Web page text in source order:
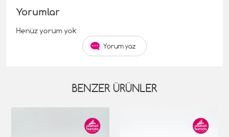
Yorumlar
Henüz yorum yok
Yorum yaz
BENZER ÜRÜNLER